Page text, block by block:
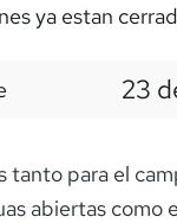
ya estan
23
tanto para el
abiertas como